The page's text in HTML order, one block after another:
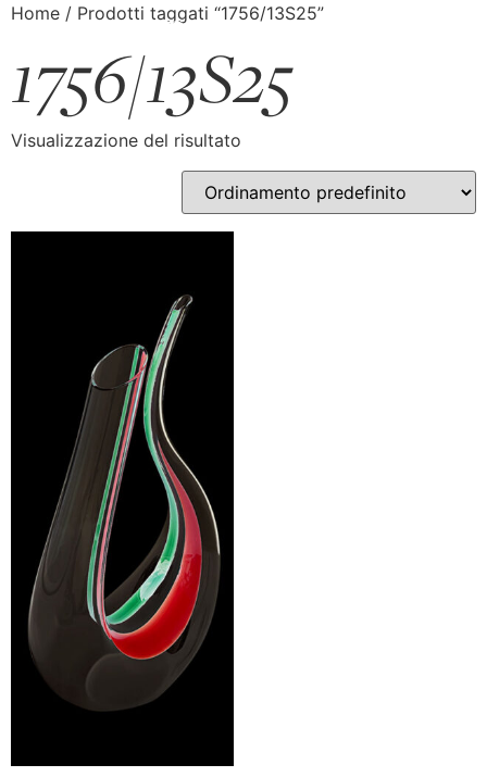
Home / Prodotti taggati “1756/13S25”
1756/13S25
Visualizzazione del risultato